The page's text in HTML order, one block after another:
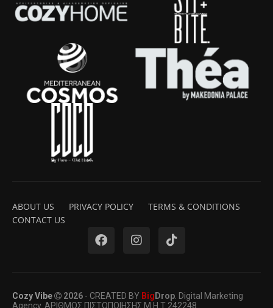
ABOUT US PRIVACY POLICY
TERMS & CONDITIONS
CONTACT US
Cozy Vibe 2026 - CREATED BY Big Drop. Digital Marketing
Agency. ΑΡΙΘΜΟΣ ΠΙΣΤΟΠΟΙΗΣΗΣ Μ.Η.Τ 242248